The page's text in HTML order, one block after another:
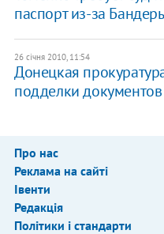
паспорт из-за
26 січня 2010, 11:54
Донецкая
подделки
Про нас
Реклама на сайті
Івенти
Редакція
Політики і стандарти